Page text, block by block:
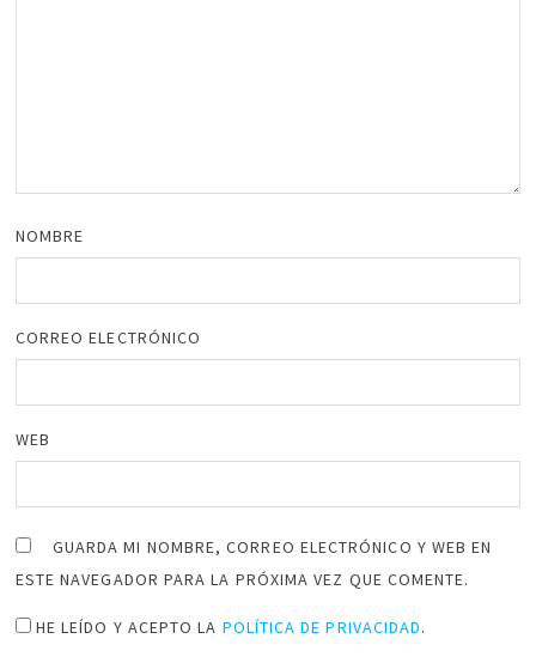
NOMBRE
CORREO ELECTRÓNICO
WEB
GUARDA MI NOMBRE, CORREO ELECTRÓNICO Y WEB EN
ESTE NAVEGADOR PARA LA PRÓXIMA VEZ QUE COMENTE.
HE LEÍDO Y ACEPTO LA POLÍTICA DE PRIVACIDAD.